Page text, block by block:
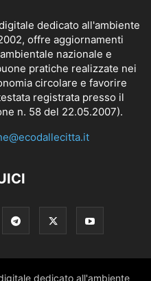
dedicato all'ambiente
offre aggiornamenti
nazionale e
pratiche realizzate nei
circolare e favorire
registrata presso il
n. 58 del 22.05.2007).
dedicato all'ambiente